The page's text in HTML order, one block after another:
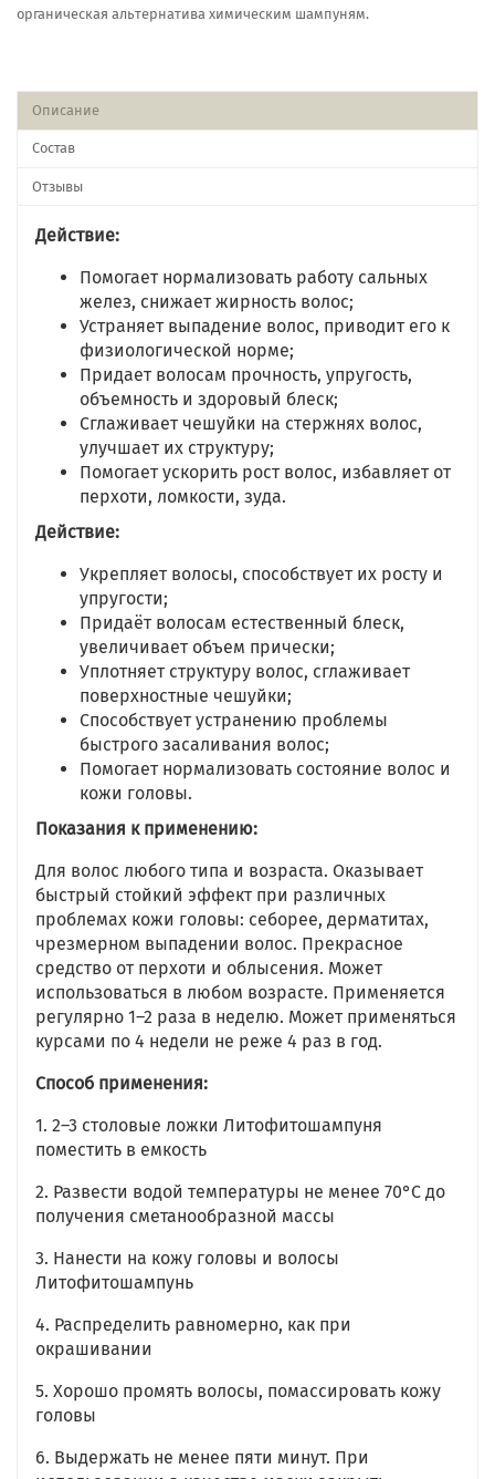
органическая альтернатива химическим шампуням.
Описание
Состав
Отзывы
Действие:
Помогает нормализовать работу сальных
желез, снижает жирность волос;
Устраняет выпадение волос, приводит его к
физиологической норме;
Придает волосам прочность, упругость,
объемность и здоровый блеск;
Сглаживает чешуйки на стержнях волос,
улучшает их структуру;
Помогает ускорить рост волос, избавляет от
перхоти, ломкости, зуда.
Действие:
Укрепляет волосы, способствует их росту и
упругости;
Придаёт волосам естественный блеск,
увеличивает объем прически;
Уплотняет структуру волос, сглаживает
поверхностные чешуйки;
Способствует устранению проблемы
быстрого засаливания волос;
Помогает нормализовать состояние волос и
кожи головы.
Показания к применению:
Для волос любого типа и возраста. Оказывает
быстрый стойкий эффект при различных
проблемах кожи головы: себорее, дерматитах,
чрезмерном выпадении волос. Прекрасное
средство от перхоти и облысения. Может
использоваться в любом возрасте. Применяется
регулярно 1–2 раза в неделю. Может применяться
курсами по 4 недели не реже 4 раз в год.
Способ применения:
1. 2–3 столовые ложки Литофитошампуня
поместить в емкость
2. Развести водой температуры не менее 70°C до
получения сметанообразной массы
3. Нанести на кожу головы и волосы
Литофитошампунь
4. Распределить равномерно, как при
окрашивании
5. Хорошо промять волосы, помассировать кожу
головы
6. Выдержать не менее пяти минут. При